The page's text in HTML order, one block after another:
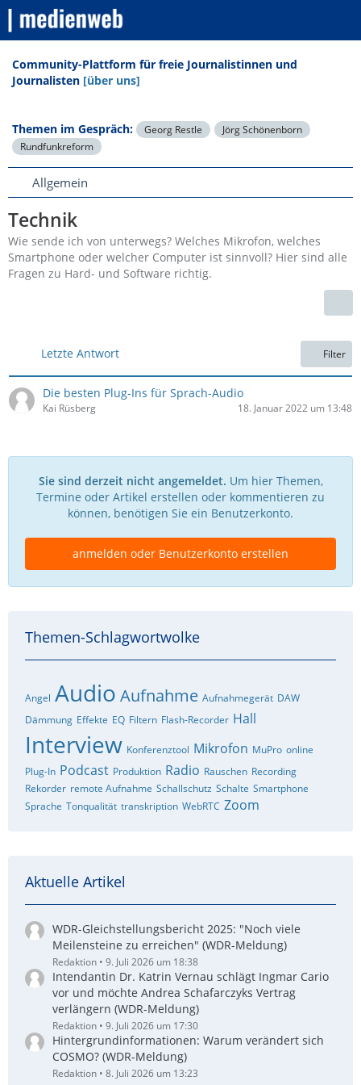
Community-Plattform für freie Journalistinnen und
Journalisten [über uns]
Themen im Gespräch: Georg Restle
Jörg Schönenborn
Rundfunkreform
Allgemein
Technik
Wie sende ich von unterwegs? Welches Mikrofon, welches
Smartphone oder welcher Computer ist sinnvoll? Hier sind alle
Fragen zu Hard- und Software richtig.
Letzte Antwort Filter
Die besten Plug-Ins für Sprach-Audio
Kai Rüsberg 18. Januar 2022 um 13:48
Sie sind derzeit nicht angemeldet. Um hier Themen,
Termine oder Artikel erstellen oder kommentieren zu
können, benötigen Sie ein Benutzerkonto.
anmelden oder Benutzerkonto erstellen
Themen-Schlagwortwolke
Angel Audio Aufnahme Aufnahmegerät DAW
Dämmung Effekte EQ Filtern Flash-Recorder Hall
Interview Konferenztool Mikrofon MuPro online
Plug-In Podcast Produktion Radio Rauschen Recording
Rekorder remote Aufnahme Schallschutz Schalte Smartphone
Sprache Tonqualität transkription WebRTC Zoom
Aktuelle Artikel
WDR-Gleichstellungsbericht 2025: "Noch viele
Meilensteine zu erreichen" (WDR-Meldung)
Redaktion 9. Juli 2026 um 18:38
Intendantin Dr. Katrin Vernau schlägt Ingmar Cario
vor und möchte Andrea Schafarczyks Vertrag
verlängern (WDR-Meldung)
Redaktion 9. Juli 2026 um 17:30
Hintergrundinformationen: Warum verändert sich
COSMO? (WDR-Meldung)
Redaktion 8. Juli 2026 um 13:23